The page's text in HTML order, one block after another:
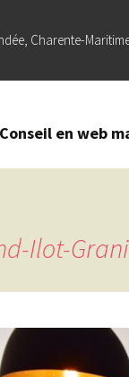
Charente-
Conseil en web
de site
web
Optimisation
sur Google
Ilot-